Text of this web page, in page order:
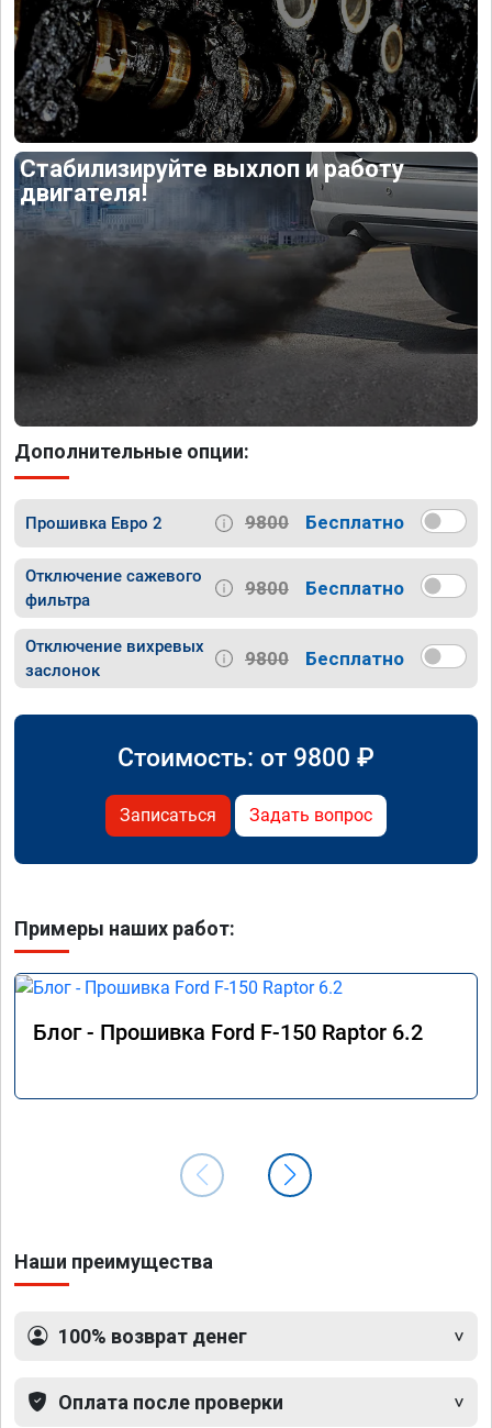
Стабилизируйте выхлоп и работу
двигателя!
Дополнительные опции:
Прошивка Евро 2 9800 Бесплатно
Отключение сажевого
фильтра
9800 Бесплатно
Отключение вихревых
заслонок
9800 Бесплатно
Стоимость: от 9800 ₽
Записаться Задать вопрос
Примеры наших работ:
Блог - Прошивка Ford F-150 Raptor 6.2
Наши преимущества
100% возврат денег
Оплата после проверки